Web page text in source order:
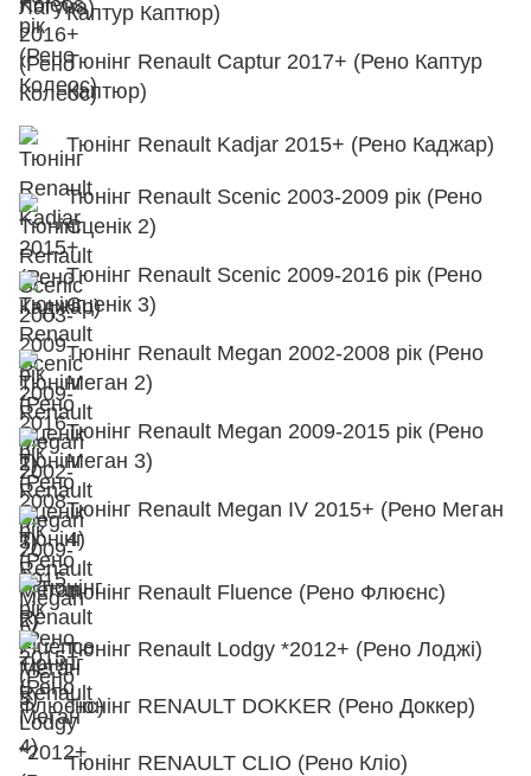
Каптур Каптюр)
Тюнінг Renault Captur 2017+ (Рено Каптур
Каптюр)
Тюнінг Renault Kadjar 2015+ (Рено Каджар)
Тюнінг Renault Scenic 2003-2009 рік (Рено
Сценік 2)
Тюнінг Renault Scenic 2009-2016 рік (Рено
Сценік 3)
Тюнінг Renault Megan 2002-2008 рік (Рено
Меган 2)
Тюнінг Renault Megan 2009-2015 рік (Рено
Меган 3)
Тюнінг Renault Megan IV 2015+ (Рено Меган
4)
Тюнінг Renault Fluence (Рено Флюєнс)
Тюнінг Renault Lodgy *2012+ (Рено Лоджі)
Тюнінг RENAULT DOKKER (Рено Доккер)
Тюнінг RENAULT CLIO (Рено Кліо)